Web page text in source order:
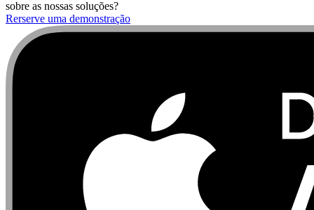
sobre as nossas soluções?
Rerserve uma demonstração